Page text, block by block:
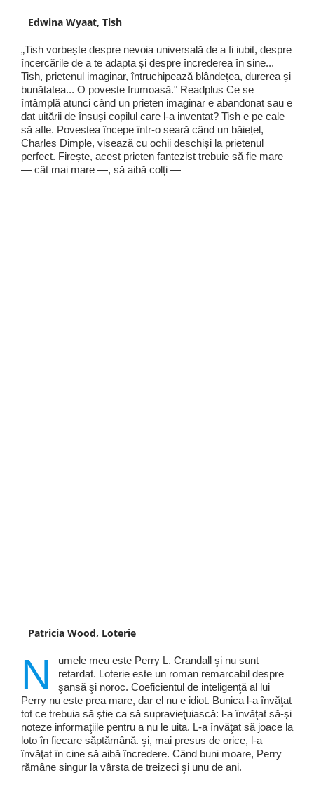
Edwina Wyaat, Tish
„Tish vorbește despre nevoia universală de a fi iubit, despre
încercările de a te adapta și despre încrederea în sine...
Tish, prietenul imaginar, întruchipează blândețea, durerea și
bunătatea... O poveste frumoasă." Readplus Ce se
întâmplă atunci când un prieten imaginar e abandonat sau e
dat uitării de însuși copilul care l-a inventat? Tish e pe cale
să afle. Povestea începe într-o seară când un băiețel,
Charles Dimple, visează cu ochii deschiși la prietenul
perfect. Firește, acest prieten fantezist trebuie să fie mare
— cât mai mare —, să aibă colți —
Patricia Wood, Loterie
N
umele meu este Perry L. Crandall şi nu sunt
retardat. Loterie este un roman remarcabil despre
şansă şi noroc. Coeficientul de inteligenţă al lui
Perry nu este prea mare, dar el nu e idiot. Bunica l-a învăţat
tot ce trebuia să ştie ca să supravieţuiască: l-a învăţat să-şi
noteze informaţiile pentru a nu le uita. L-a învăţat să joace la
loto în fiecare săptămână. şi, mai presus de orice, l-a
învăţat în cine să aibă încredere. Când buni moare, Perry
rămâne singur la vârsta de treizeci şi unu de ani.